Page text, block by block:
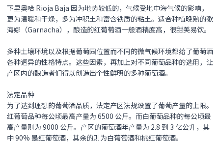
下里奥哈 Rioja Baja 因为地势较低的，气候受地中海气候的影响，
更为温暖和干燥，多为冲积土和富含铁质的粘土。适合种植晚熟的歌
海娜（Garnacha），酿造的红葡萄酒一般酒精度高，很甜美易饮。
多种土壤环境以及根据葡萄园位置而不同的微气候环境都给了葡萄酒
各种迥异的性格特点。这些因素，再加上对不同葡萄品种的选用，让
产区内的酿造者们得以创造出个性鲜明的多种葡萄酒。
法定品种
为了达到理想的葡萄酒品质，法定产区法规设置了葡萄产量的上限。
红葡萄品种每公顷最高产量为 6500 公斤。而白葡萄品种的每公顷最
高产量则为 9000 公斤。产区的葡萄酒年产量为 2.8 到 3 亿公升，其
中 90% 是红葡萄酒，其余的则为白葡萄酒和桃红葡萄酒。